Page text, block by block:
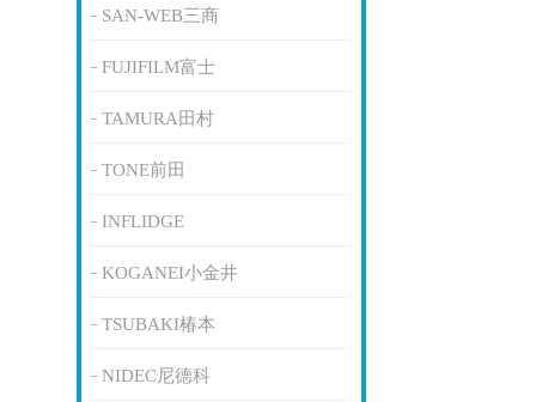
SAN-WEB三商
FUJIFILM富士
TAMURA田村
TONE前田
INFLIDGE
KOGANEI小金井
TSUBAKI椿本
NIDEC尼德科